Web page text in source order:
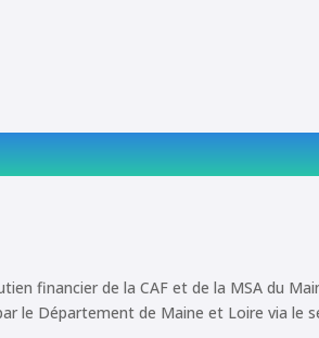
financier de la CAF et de la MSA du
le Département de Maine et Loire via le